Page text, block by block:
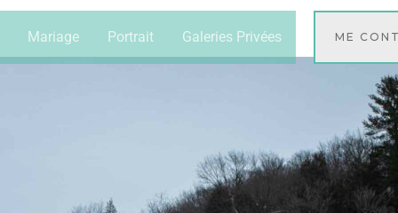
Mariage Portrait Galeries Privées ME